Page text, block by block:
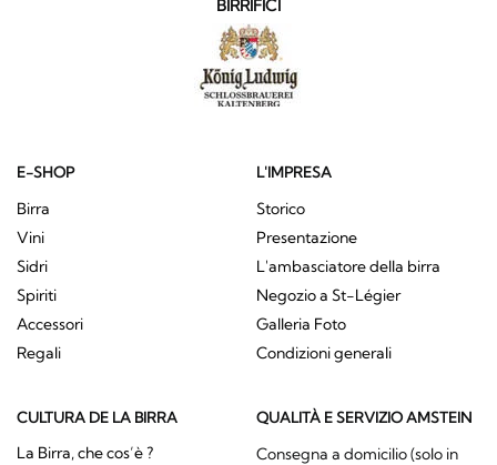
BIRRIFICI
E-SHOP
Birra
Vini
Sidri
Spiriti
Accessori
Regali
L'IMPRESA
Storico
Presentazione
L'ambasciatore della birra
Negozio a St-Légier
Galleria Foto
Condizioni generali
CULTURA DE LA BIRRA
La Birra, che cos’è ?
QUALITÀ E SERVIZIO AMSTEIN
Consegna a domicilio (solo in